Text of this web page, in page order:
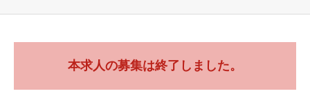
本求人の募集は終了しました。